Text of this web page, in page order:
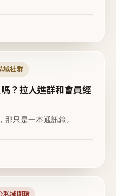
域社群
？拉人進群和會員經
只是一本通訊錄。